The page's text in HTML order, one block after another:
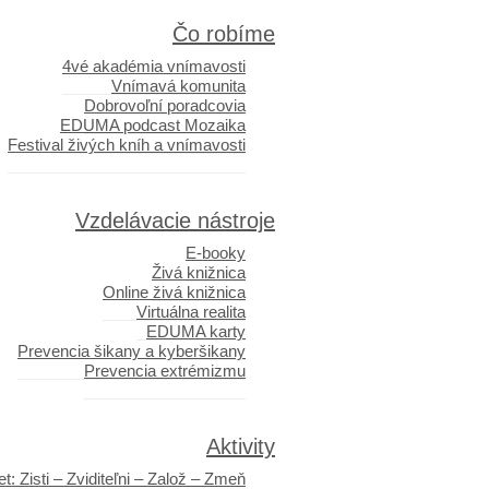
Čo robíme
4vé akadémia vnímavosti
Vnímavá komunita
Dobrovoľní poradcovia
EDUMA podcast Mozaika
Festival živých kníh a vnímavosti
Vzdelávacie nástroje
E-booky
Živá knižnica
Online živá knižnica
Virtuálna realita
EDUMA karty
Prevencia šikany a kyberšikany
Prevencia extrémizmu
Aktivity
Zisti – Zviditeľni – Založ – Zmeň